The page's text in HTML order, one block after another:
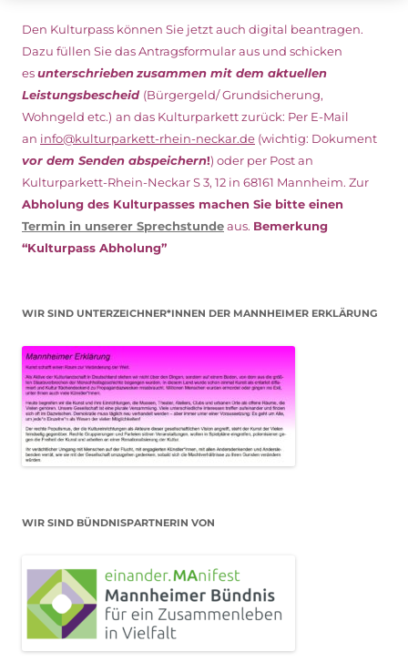
Den Kulturpass können Sie jetzt auch digital beantragen.
Dazu füllen Sie das Antragsformular aus und schicken
esunterschriebenzusammen mit dem aktuellen
Leistungsbescheid (Bürgergeld/ Grundsicherung,
Wohngeld etc.) an das Kulturparkett zurück: Per E-Mail
an info@kulturparkett-rhein-neckar.de (wichtig: Dokument
vor dem Senden abspeichern!) oder per Post an
Kulturparkett-Rhein-Neckar S 3, 12 in 68161 Mannheim. Zur
Abholung des Kulturpasses machen Sie bitte einen
Termin in unserer Sprechstundeaus. Bemerkung
“Kulturpass Abholung”
WIR SIND UNTERZEICHNER*INNEN DER MANNHEIMER ERKLÄRUNG
WIR SIND BÜNDNISPARTNERIN VON